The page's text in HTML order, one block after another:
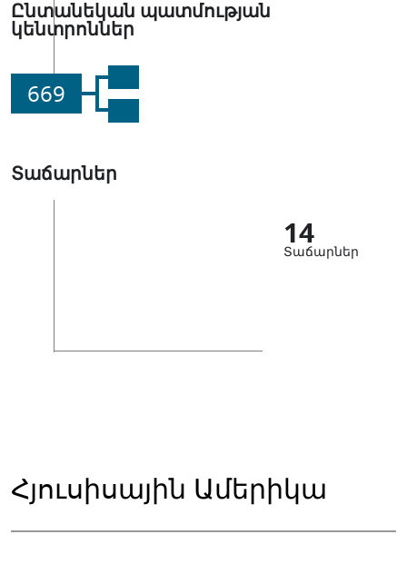
Ընտանեկան պատմության
կենտրոններ
669
Տաճարներ
14
Տաճարներ
Հյուսիսային Ամերիկա